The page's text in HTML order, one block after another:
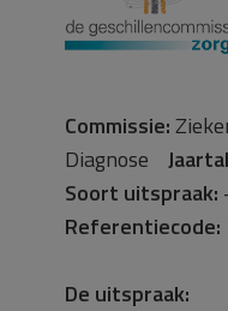
Commissie:
Diagnose
Soort uitspraak:
Referentiecode:
De uitspraak: